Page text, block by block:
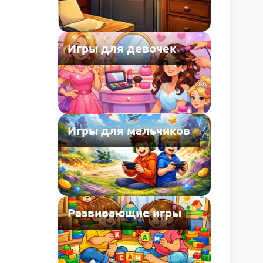
Игры для девочек
Игры для мальчиков
Развивающие игры